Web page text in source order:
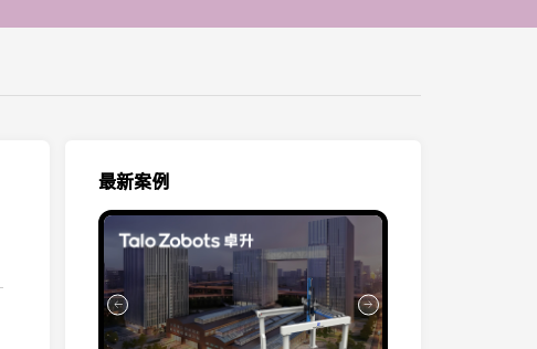
最新案例